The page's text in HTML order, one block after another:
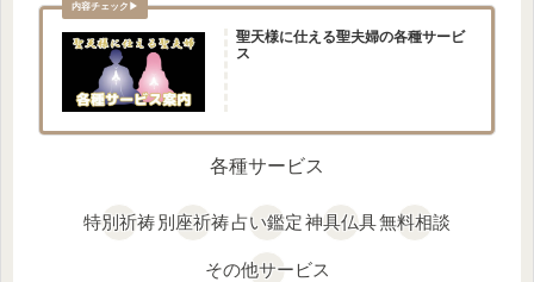
聖天様に仕える聖夫婦の各種サービ
ス
各種サービス
特別祈祷別座祈祷占い鑑定神具仏具無料相談
その他サービス